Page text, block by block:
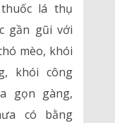
lá thụ
gần gũi với
mèo, khói
khói công
gọn gàng,
có bằng